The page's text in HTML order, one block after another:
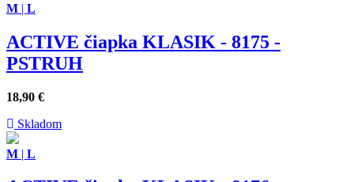
M | L
ACTIVE čiapka KLASIK - 8175 -
PSTRUH
18,90 €
Skladom
M | L